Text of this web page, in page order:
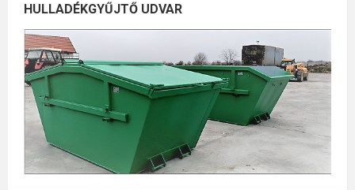
HULLADÉKGYŰJTŐ UDVAR